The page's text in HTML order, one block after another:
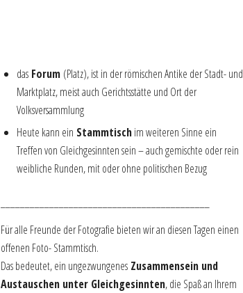
dasForum(Platz), ist in der römischen Antike der Stadt- und
Marktplatz, meist auch Gerichtsstätte und Ort der
Volksversammlung
Heute kann ein Stammtischim weiteren Sinne ein
Treffen von Gleichgesinnten sein – auch gemischte oder rein
weibliche Runden, mit oder ohne politischen Bezug
Für alle Freunde der Fotografie bieten wir an diesen Tagen einen
offenen Foto- Stammtisch.
Das bedeutet, ein ungezwungenes Zusammensein und
Austauschen unter Gleichgesinnten, die Spaß an Ihrem